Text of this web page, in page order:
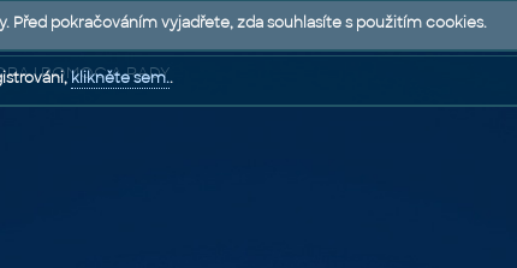
| POMOC A RADY
Před pokračováním vyjadřete, zda souhlasíte s použitím cookies.
klikněte sem..